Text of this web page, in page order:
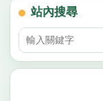
站內搜尋